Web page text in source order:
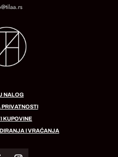
NALOG
PRIVATNOSTI
KUPOVINE
I VRAĆANJA